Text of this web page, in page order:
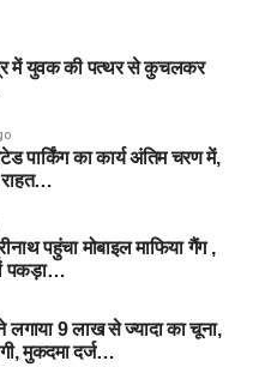
में युवक की पत्थर से कुचलकर
पार्किंग का कार्य अंतिम चरण में,
राहत…
पहुंचा मोबाइल माफिया गैंग ,
पकड़ा…
लगाया 9 लाख से ज्यादा का चूना,
मुकदमा दर्ज…